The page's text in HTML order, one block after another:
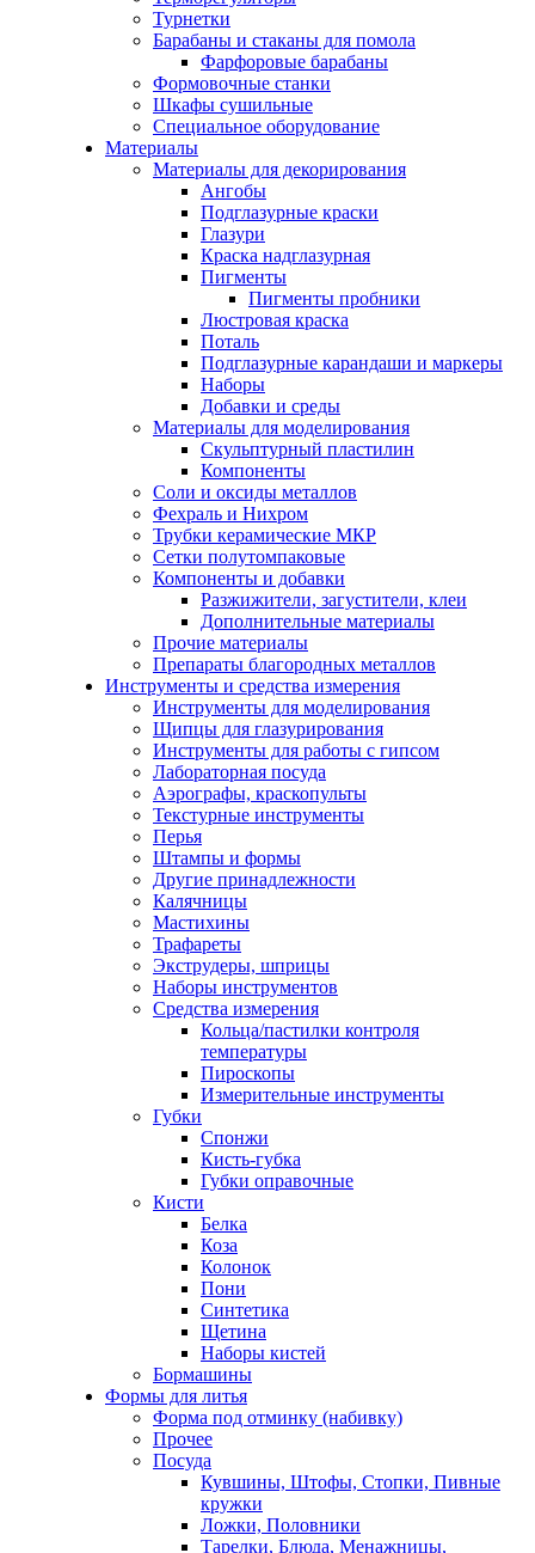
Турнетки
Барабаны и стаканы для помола
Фарфоровые барабаны
Формовочные станки
Шкафы сушильные
Специальное оборудование
Материалы
Материалы для декорирования
Ангобы
Подглазурные краски
Глазури
Краска надглазурная
Пигменты
Пигменты пробники
Люстровая краска
Поталь
Подглазурные карандаши и маркеры
Наборы
Добавки и среды
Материалы для моделирования
Скульптурный пластилин
Компоненты
Соли и оксиды металлов
Фехраль и Нихром
Трубки керамические МКР
Сетки полутомпаковые
Компоненты и добавки
Разжижители, загустители, клеи
Дополнительные материалы
Прочие материалы
Препараты благородных металлов
Инструменты и средства измерения
Инструменты для моделирования
Щипцы для глазурирования
Инструменты для работы с гипсом
Лабораторная посуда
Аэрографы, краскопульты
Текстурные инструменты
Перья
Штампы и формы
Другие принадлежности
Калячницы
Мастихины
Трафареты
Экструдеры, шприцы
Наборы инструментов
Средства измерения
Кольца/пастилки контроля
температуры
Пироскопы
Измерительные инструменты
Губки
Спонжи
Кисть-губка
Губки оправочные
Кисти
Белка
Коза
Колонок
Пони
Синтетика
Щетина
Наборы кистей
Бормашины
Формы для литья
Форма под отминку (набивку)
Прочее
Посуда
Кувшины, Штофы, Стопки, Пивные
кружки
Ложки, Половники
Тарелки, Блюда, Менажницы,